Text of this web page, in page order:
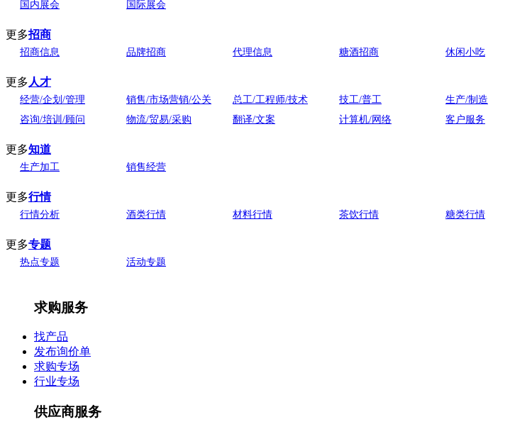
国内展会 国际展会
更多招商
招商信息 品牌招商 代理信息 糖酒招商 休闲小吃
更多 人才
经营/企划/管理 销售/市场营销/公关 总工/工程师/技术 技工/普工 生产/制造
咨询/培训/顾问
物流/贸易/采购 翻译/文案 计算机/网络 客户服务
更多知道
生产加工 销售经营
更多行情
行情分析 酒类行情 材料行情 茶饮行情 糖类行情
更多专题
热点专题 活动专题
求购服务
找产品
发布询价单
求购专场
行业专场
供应商服务